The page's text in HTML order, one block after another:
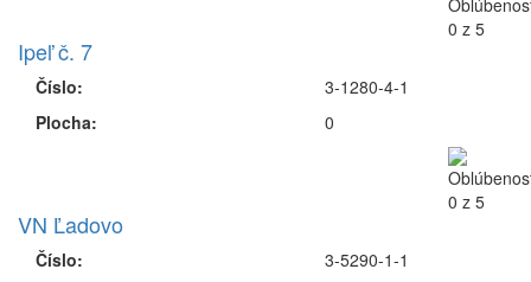
Ipeľ č. 7
Číslo:
Plocha:
3-1280-4-1
0
VN Ľadovo
Číslo:
3-5290-1-1